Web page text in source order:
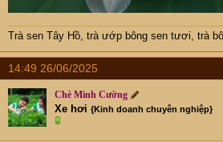
Trà sen Tây Hồ, trà ướp bông sen tươi, trà
14:49 26/06/2025
Chè Minh Cường
Xe hơi {Kinh doanh chuyên nghiệp}